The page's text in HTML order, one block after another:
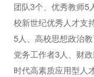
团队3个、优秀教师5
校新世纪优秀人才支
5人、高校思想政治
党务工作者3人、财
时代高素质应用型人